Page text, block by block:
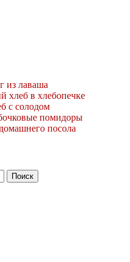
из лаваша
хлеб в хлебопечке
с солодом
помидоры
посола